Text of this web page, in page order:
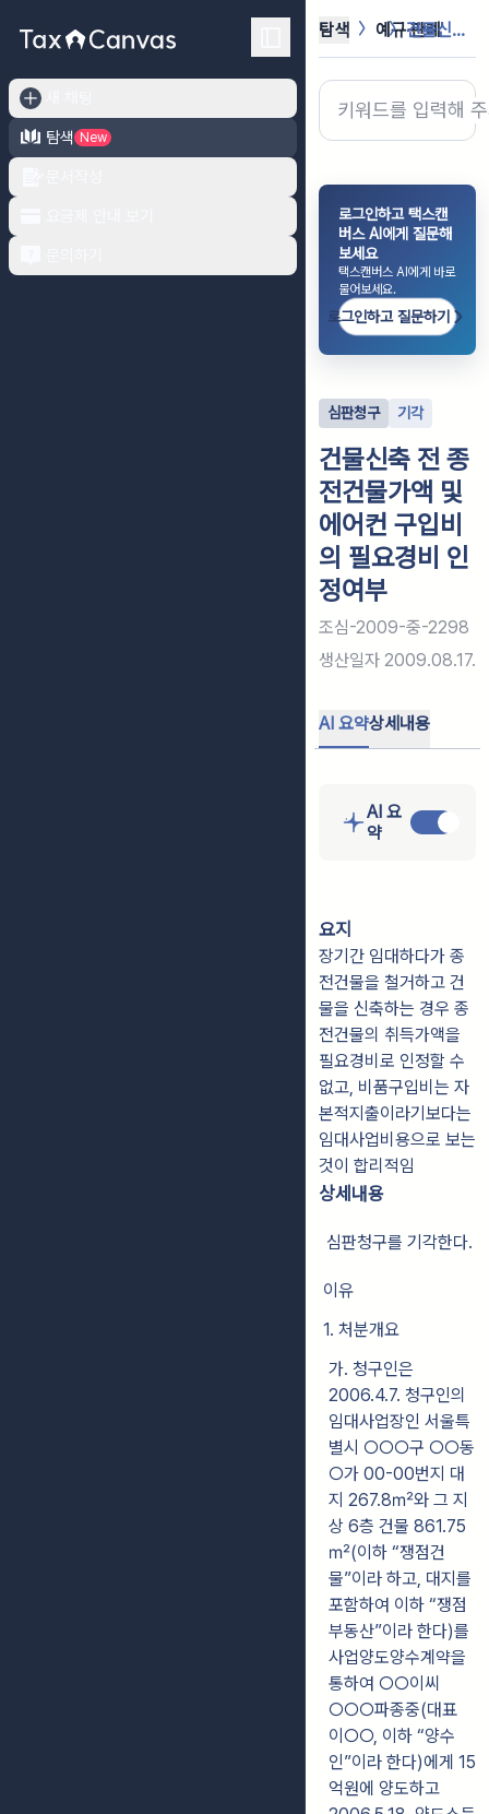
탐색
New
탐색 예규·판례 건물신축 전 종전건물가액 및 에어컨 ...
로그인하고 택스캔
버스 AI에게 질문해
보세요
택스캔버스 AI에게 바로
물어보세요.
로그인하고 질문하기
심판청구 기각
건물신축 전 종
전건물가액 및
에어컨 구입비
의 필요경비 인
정여부
조심-2009-중-2298
생산일자 2009.08.17.
AI 요약상세내용
AI 요
약
요지
장기간 임대하다가 종
전건물을 철거하고 건
물을 신축하는 경우 종
전건물의 취득가액을
필요경비로 인정할 수
없고, 비품구입비는 자
본적지출이라기보다는
임대사업비용으로 보는
것이 합리적임
상세내용
심판청구를 기각한다.
이유
1. 처분개요
가. 청구인은
2006.4.7. 청구인의
임대사업장인 서울특
별시 ○○○구 ○○동
○가 00-00번지 대
지 267.8㎡와 그 지
상 6층 건물 861.75
㎡(이하 “쟁점건
물”이라 하고, 대지를
포함하여 이하 “쟁점
부동산”이라 한다)를
사업양도양수계약을
통하여 ○○이씨
○○○파종중(대표
이○○, 이하 “양수
인”이라 한다)에게 15
억원에 양도하고